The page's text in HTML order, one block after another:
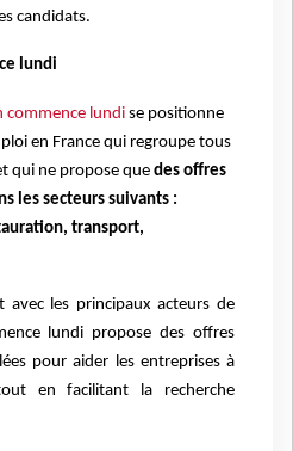
candidats.
lundi
commence lundi se positionne
en France qui regroupe tous
qui ne propose que des offres
les secteurs suivants :
transport,
avec les principaux acteurs de
lundi propose des offres
pour aider les entreprises à
en facilitant la recherche